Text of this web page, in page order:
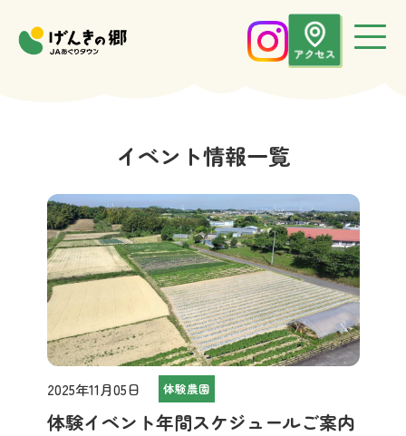
イベント情報一覧
2025年11月05日 体験農園
体験イベント年間スケジュールご案内